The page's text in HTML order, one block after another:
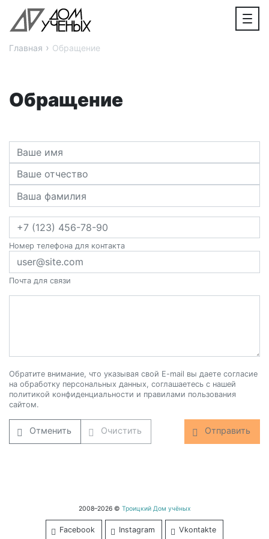
Главная › Обращение
Обращение
Номер телефона для контакта
Почта для связи
Обратите внимание, что указывая свой E-mail вы даете согласие
на обработку персональных данных, соглашаетесь с нашей
политикой конфиденциальности и правилами пользования
сайтом.
Отменить Очистить Отправить
2008–2026 © Троицкий Дом учёных
Facebook Instagram Vkontakte